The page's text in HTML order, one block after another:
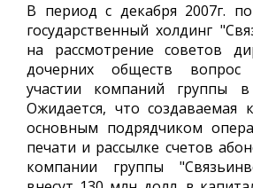
В период с декабря 2007г.
государственный холдинг
на рассмотрение советов
дочерних обществ
участии компаний группы
Ожидается, что создаваемая
основным подрядчиком
печати и рассылке счетов
компании группы